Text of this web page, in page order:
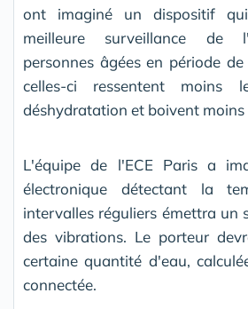
ont imaginé un dispositif
meilleure surveillance de
personnes âgées en période
celles-ci ressentent
déshydratation et boivent moins
L'équipe de l'ECE Paris a
électronique détectant la
intervalles réguliers émettra un
des vibrations. Le porteur
certaine quantité d'eau,
connectée.